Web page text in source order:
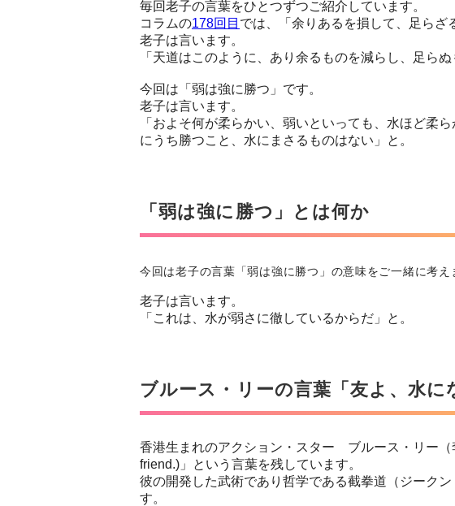
毎回老子の言葉をひとつずつご紹介しています。
コラムの178回目 では、「余りあるを損して、足らざ
老子は言います。
「天道はこのように、あり余るものを減らし、足らぬ
今回は「弱は強に勝つ」です。
老子は言います。
「およそ何が柔らかい、弱いといっても、水ほど柔
にうち勝つこと、水にまさるものはない」と。
「弱は強に勝つ」とは何か
今回は老子の言葉「弱は強に勝つ」の意味をご一緒に考え
老子は言います。
「これは、水が弱さに徹しているからだ」と。
ブルース・リーの言葉「友よ、水に
香港生まれのアクション・スター ブルース・リー（
friend.)」という言葉を残しています。
彼の開発した武術であり哲学である截拳道（ジーク
す。